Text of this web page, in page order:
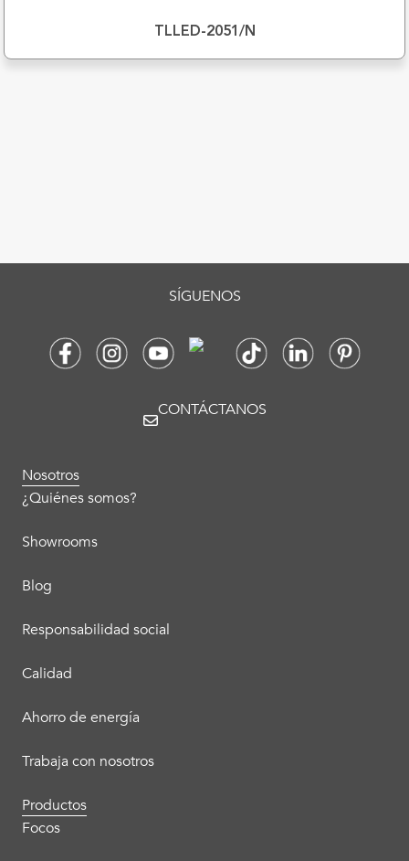
TLLED-2051/N
Nosotros
¿Quiénes somos?
Showrooms
Blog
Responsabilidad social
Calidad
Ahorro de energía
Trabaja con nosotros
Productos
Focos
SÍGUENOS
CONTÁCTANOS